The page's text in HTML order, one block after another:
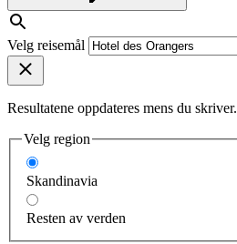
Velg reisemål
Resultatene oppdateres mens du skriver.
Velg region
Skandinavia
Resten av verden